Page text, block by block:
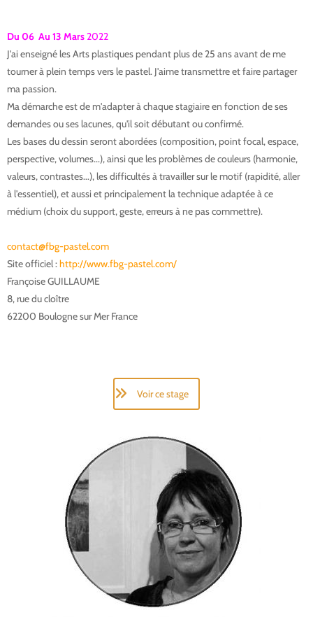
Du 06 Au 13 Mars2022
J'ai enseigné les Arts plastiques pendant plus de 25 ans avant de me
tourner à plein temps vers le pastel. J'aime transmettre et faire partager
ma passion.
Ma démarche est de m'adapter à chaque stagiaire en fonction de ses
demandes ou ses lacunes, qu'il soit débutant ou confirmé.
Les bases du dessin seront abordées (composition, point focal, espace,
perspective, volumes...), ainsi que les problèmes de couleurs (harmonie,
valeurs, contrastes...), les difficultés à travailler sur le motif (rapidité, aller
à l'essentiel), et aussi et principalement la technique adaptée à ce
médium (choix du support, geste, erreurs à ne pas commettre).
contact@fbg-pastel.com
Site officiel :http://www.fbg-pastel.com/
Françoise GUILLAUME
8, rue du cloître
62200 Boulogne sur Mer France
Voir ce stage